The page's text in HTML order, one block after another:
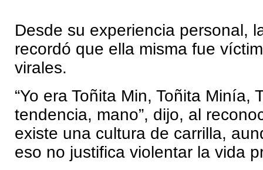
Desde su experiencia personal,
recordó que ella misma fue
virales.
“Yo era Toñita Min, Toñita Minía,
tendencia, mano”, dijo, al
existe una cultura de carrilla,
eso no justifica violentar la vida